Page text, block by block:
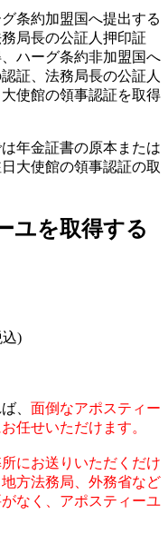
条約加盟国へ提出する
局長の公証人押印証
ハーグ条約非加盟国へ
証、法務局長の公証人
使館の領事認証を取得
年金証書の原本または
大使館の領事認証の取
ユを取得する
込)
、 面倒なアポスティー
任せいただけます。
にお送りいただくだけ
方法務局、外務省など
なく、アポスティーユ